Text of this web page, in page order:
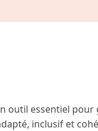
outil essentiel
inclusif et